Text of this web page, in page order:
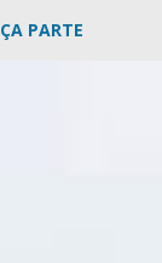
PARTE